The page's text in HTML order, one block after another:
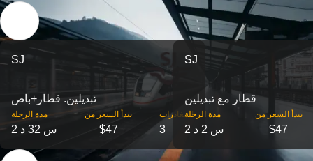
SJ
تبديلين. قطار+باص
مدة الرحلة
2 س 32 د
‎يبدأ السعر من
$47
‎المغادرات
3
SJ
قطار مع تبديلين
مدة الرحلة
2 س 2 د
‎يبدأ السعر من
$47